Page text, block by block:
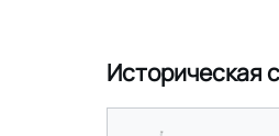
Историческая